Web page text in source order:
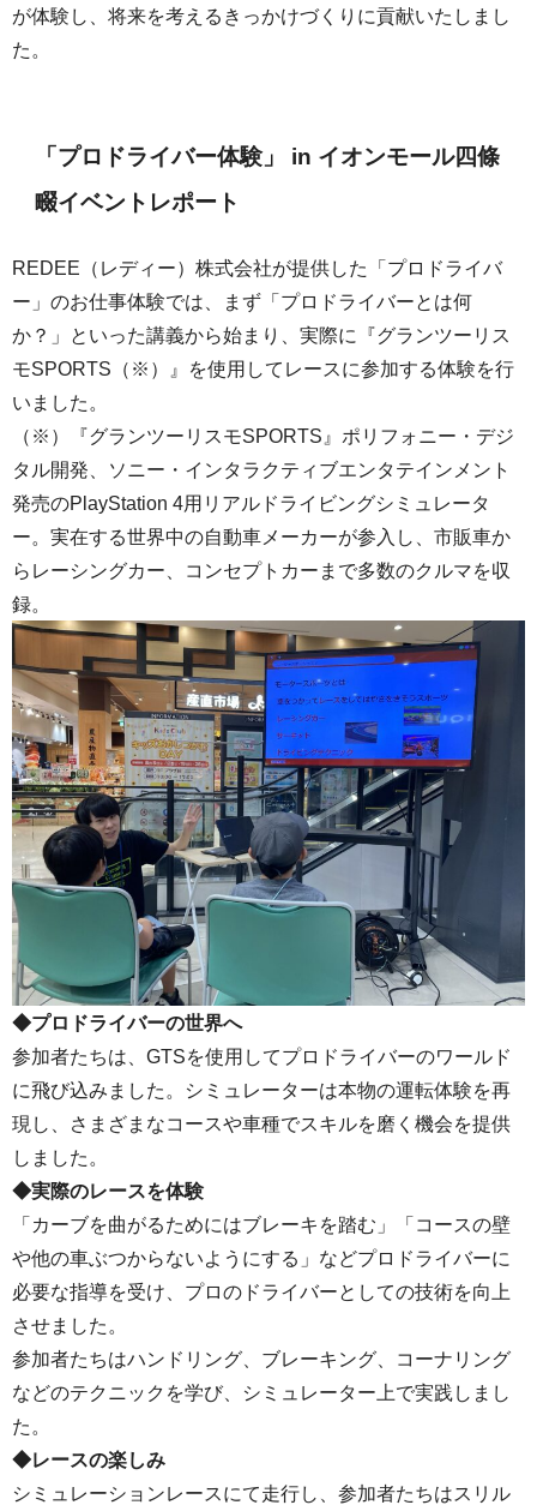
が体験し、将来を考えるきっかけづくりに貢献いたしまし
た。
「プロドライバー体験」 in イオンモール四條
畷イベントレポート
REDEE（レディー）株式会社が提供した「プロドライバ
ー」のお仕事体験では、まず「プロドライバーとは何
か？」といった講義から始まり、実際に『グランツーリス
モSPORTS（※）』を使用してレースに参加する体験を行
いました。
（※）『グランツーリスモSPORTS』ポリフォニー・デジ
タル開発、ソニー・インタラクティブエンタテインメント
発売のPlayStation 4用リアルドライビングシミュレータ
ー。実在する世界中の自動車メーカーが参入し、市販車か
らレーシングカー、コンセプトカーまで多数のクルマを収
録。
◆プロドライバーの世界へ
参加者たちは、GTSを使用してプロドライバーのワールド
に飛び込みました。シミュレーターは本物の運転体験を再
現し、さまざまなコースや車種でスキルを磨く機会を提供
しました。
◆実際のレースを体験
「カーブを曲がるためにはブレーキを踏む」「コースの壁
や他の車ぶつからないようにする」などプロドライバーに
必要な指導を受け、プロのドライバーとしての技術を向上
させました。
参加者たちはハンドリング、ブレーキング、コーナリング
などのテクニックを学び、シミュレーター上で実践しまし
た。
◆レースの楽しみ
シミュレーションレースにて走行し、参加者たちはスリル